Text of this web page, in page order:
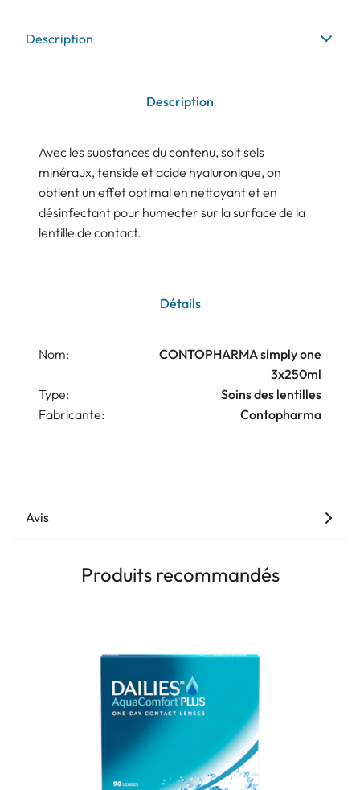
Description
Description
Avec les substances du contenu, soit sels
minéraux, tenside et acide hyaluronique, on
obtient un effet optimal en nettoyant et en
désinfectant pour humecter sur la surface de la
lentille de contact.
Détails
Nom:
CONTOPHARMA simply one
3x250ml
Type:
Soins des lentilles
Fabricante:
Contopharma
Avis
Produits recommandés